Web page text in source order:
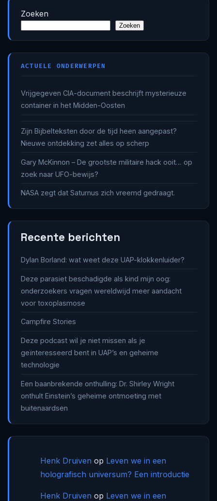
Zoeken
Zoeken
ACTUELE ONDERWERPEN
Vrijgegeven CIA-document beschrijft mysterieuze
container in het Midden-Oosten
Zijn Bijbelteksten door de tijd heen aangepast?
Nieuwe ontdekking zet alles op scherp
Gary McKinnon – De grootste militaire hack ooit… op
zoek naar UFO-bewijs?
NASA zegt dat Saturnus zich vreemd gedraagt.
Recente berichten
Dylan Borland: wat weet deze UAP-klokkenluider?
Deze parasiet beschadigde als kind mijn oog:
onderzoekers vragen wereldwijd meer aandacht
voor toxoplasmose
Campfire Stories
Deze podcast wil je niet missen als je
geïnteresseerd bent in UAP’s en geheime
technologie
Een baanbrekende onthulling: Dr. Shirley Wright
onthult Einstein’s geheime ontmoeting met
buitenaardsen
Henk Druiven op Leven we in een
holografisch universum? Een introductie
Henk Druiven op Leven we in een